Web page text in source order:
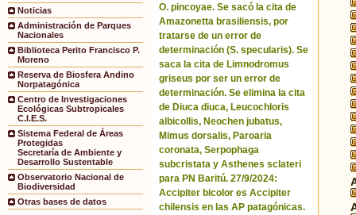
Noticias
Administración de Parques
Nacionales
Biblioteca Perito Francisco P.
Moreno
Reserva de Biosfera Andino
Norpatagónica
Centro de Investigaciones
Ecológicas Subtropicales
C.I.E.S.
Sistema Federal de Áreas
Protegidas
Secretaría de Ambiente y
Desarrollo Sustentable
Observatorio Nacional de
Biodiversidad
Otras bases de datos
O. pincoyae. Se sacó la cita de
Amazonetta brasiliensis, por
tratarse de un error de
determinación (S. specularis). Se
saca la cita de Limnodromus
griseus por ser un error de
determinación. Se elimina la cita
de Diuca diuca, Leucochloris
albicollis, Neochen jubatus,
Mimus dorsalis, Paroaria
coronata, Serpophaga
subcristata y Asthenes sclateri
para PN Baritú. 27/9/2024:
Accipiter bicolor es Accipiter
chilensis en las AP patagónicas.